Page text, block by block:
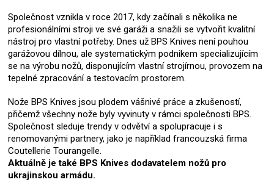
Společnost vznikla v roce 2017, kdy začínali s několika ne
profesionálními stroji ve své garáži a snažili se vytvořit kvalitní
nástroj pro vlastní potřeby. Dnes už BPS Knives není pouhou
garážovou dílnou, ale systematickým podnikem specializujícím
se na výrobu nožů, disponujícím vlastní strojírnou, provozem na
tepelné zpracování a testovacím prostorem.
Nože BPS Knives jsou plodem vášnivé práce a zkušeností,
přičemž všechny nože byly vyvinuty v rámci společnosti BPS.
Společnost sleduje trendy v odvětví a spolupracuje i s
renomovanými partnery, jako je například francouzská firma
Coutellerie Tourangelle.
Aktuálně je také BPS Knives dodavatelem nožů pro
ukrajinskou armádu.